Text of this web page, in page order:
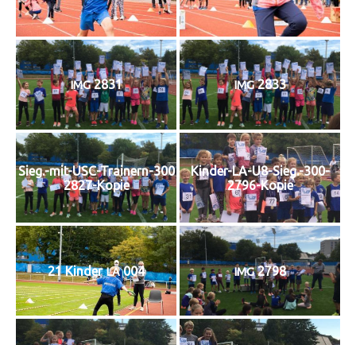
IMG2831 IMG2833
Sieg.-mit-USC-Trainern-300
2827-Kopie
Kinder-LA-U8-Sieg.-300-
2796-Kopie
21 Kin­derLA004 IMG2798